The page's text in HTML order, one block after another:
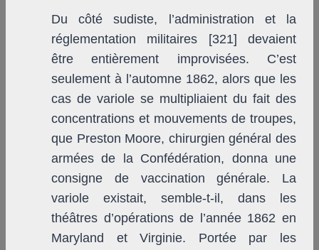
Du côté sudiste, l’administration et la
réglementation militaires [321] devaient
être entièrement improvisées. C’est
seulement à l’automne 1862, alors que les
cas de variole se multipliaient du fait des
concentrations et mouvements de troupes,
que Preston Moore, chirurgien général des
armées de la Confédération, donna une
consigne de vaccination générale. La
variole existait, semble-t-il, dans les
théâtres d’opérations de l’année 1862 en
Maryland et Virginie. Portée par les